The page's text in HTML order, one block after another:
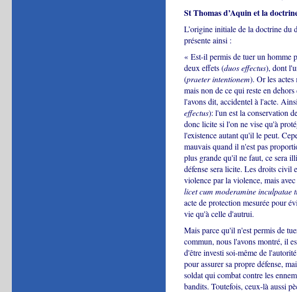
St Thomas d’Aquin et la
L’origine initiale de la doctrine du
présente ainsi :
« Est-il permis de tuer un homme
deux effets (duos effectus), dont
(praeter intentionem). Or les
mais non de ce qui reste en
l'avons dit, accidentel à l'acte.
effectus): l'un est la conservation
donc licite si l'on ne vise qu'à
l'existence autant qu'il le peut.
mauvais quand il n'est pas
plus grande qu'il ne faut, ce sera
défense sera licite. Les droits civil
violence par la violence, mais
licet cum moderamine inculpatae
acte de protection mesurée pour
vie qu'à celle d'autrui.
Mais parce qu'il n'est permis de
commun, nous l'avons montré, il
d'être investi soi-même de
pour assurer sa propre défense,
soldat qui combat contre les
bandits. Toutefois, ceux-là aussi